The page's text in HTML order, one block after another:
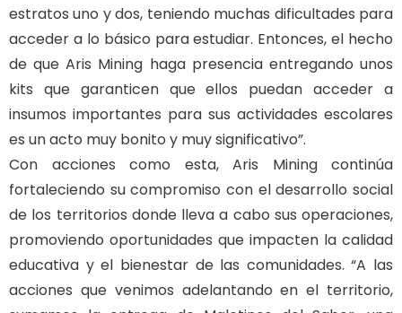
estratos uno y dos, teniendo muchas dificultades para
acceder a lo básico para estudiar. Entonces, el hecho
de que Aris Mining haga presencia entregando unos
kits que garanticen que ellos puedan acceder a
insumos importantes para sus actividades escolares
es un acto muy bonito y muy significativo”.
Con acciones como esta, Aris Mining continúa
fortaleciendo su compromiso con el desarrollo social
de los territorios donde lleva a cabo sus operaciones,
promoviendo oportunidades que impacten la calidad
educativa y el bienestar de las comunidades. “A las
acciones que venimos adelantando en el territorio,